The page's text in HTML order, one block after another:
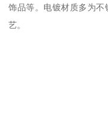
饰品等。电镀材质多为
艺。